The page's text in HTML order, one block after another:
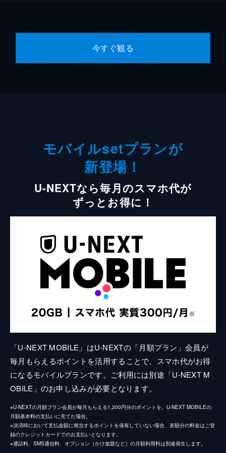
今すぐ観る
モバイルsetプランが
新登場！
U-NEXTなら毎月のスマホ代が
ずっとお得に！
「U-NEXT MOBILE」はU-NEXTの「月額プラン」会員が
毎月もらえるポイントを活用することで、スマホ代がお得
になるモバイルプランです。ご利用には別途「U-NEXT M
OBILE」のお申し込みが必要となります。
※U-NEXTの月額プラン会員が毎月もらえる1,200円分のポイントを、U-NEXT MOBILEの
月額基本料の支払いに充てた場合。
※決済時において支払金額に相当するポイントを保有していない場合、差額分の料金はご登
録のクレジットカードでのお支払いとなります。
※通話料、SMS通信料、オプション（かけ放題など）の月額利用料は別途発生します。